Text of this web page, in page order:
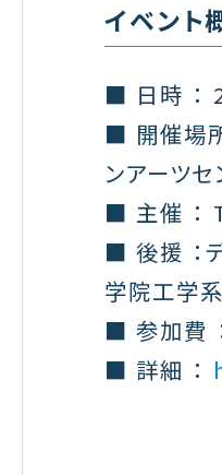
イベント
■ 日時 ：
■ 開催場所
ンアーツセ
■ 主催 ：
■ 後援 ：
学院工学
■ 参加費
■ 詳細 ：